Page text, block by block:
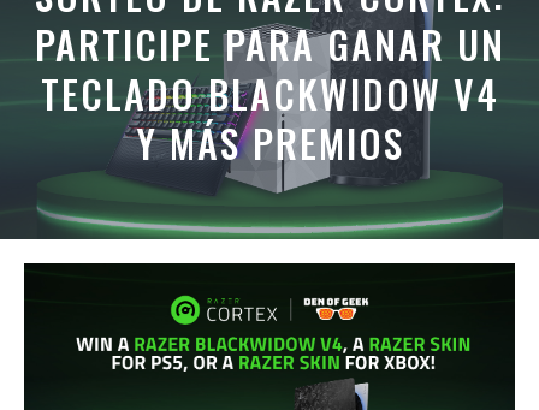
PARTICIPE PARA GANAR UN
TECLADO BLACKWIDOW V4
Y MÁS PREMIOS